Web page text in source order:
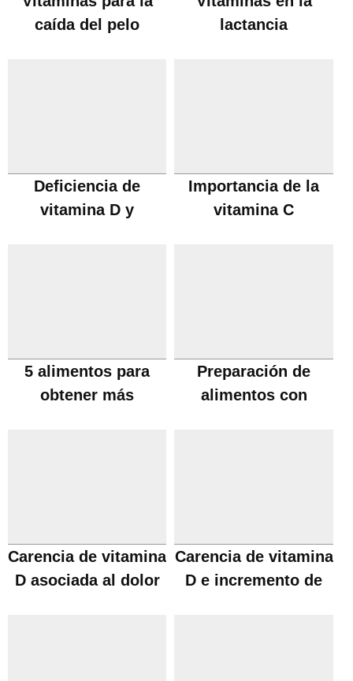
caída del pelo
lactancia
Deficiencia de
vitamina D y
Importancia de la
vitamina C
5 alimentos para
obtener más
Preparación de
alimentos con
Carencia de vitamina
D asociada al dolor
Carencia de vitamina
D e incremento de